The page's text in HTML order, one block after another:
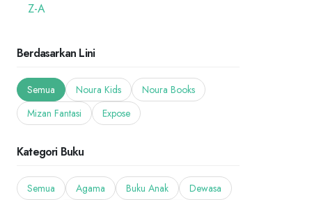
Z-A
Berdasarkan Lini
Semua Noura Kids
Noura Books
Mizan Fantasi
Expose
Kategori Buku
Semua Agama Buku Anak
Dewasa